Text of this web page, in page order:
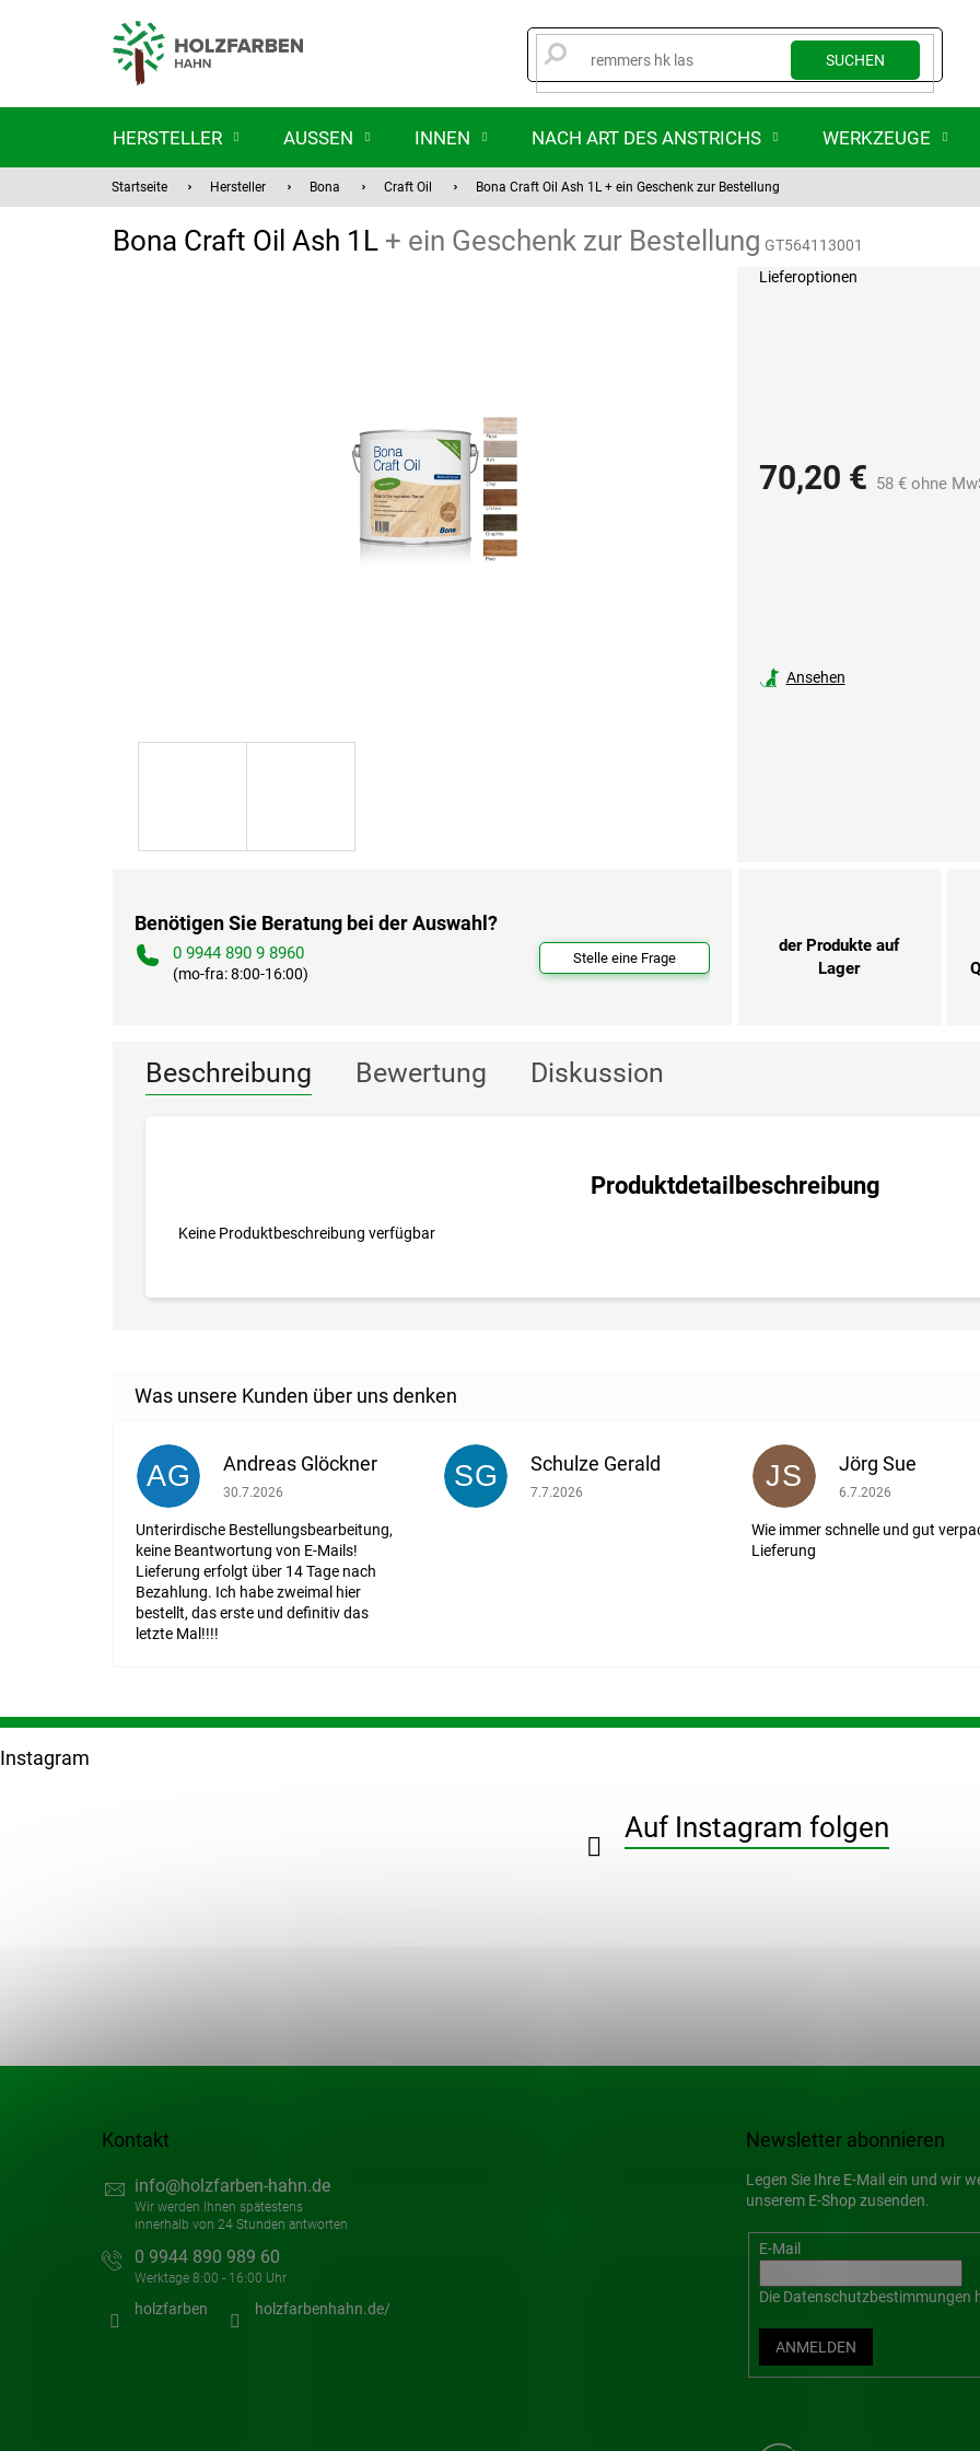
SUCHEN
HERSTELLER AUSSEN INNEN NACH ART DES ANSTRICHS WERKZEUGE
Startseite Hersteller Bona Craft Oil Bona Craft Oil Ash 1L+ ein Geschenk zur Bestellung
Bona Craft Oil Ash 1L + ein Geschenk zur Bestellung GT564113001
70,20 € 58 € ohne
Lieferoptionen
Ansehen
Benötigen Sie Beratung bei der Auswahl?
0 9944 890 9 8960
(mo-fra: 8:00-16:00)
Stelle eine Frage
der Produkte auf
Lager
Beschreibung Bewertung Diskussion
Produktdetailbeschreibung
Keine Produktbeschreibung verfügbar
AG Andreas Glöckner
Die Shop-Bewertung beträgt 1 von 5 Sternen.
30.7.2026
Unterirdische Bestellungsbearbeitung,
keine Beantwortung von E-Mails!
Lieferung erfolgt über 14 Tage nach
Bezahlung. Ich habe zweimal hier
bestellt, das erste und definitiv das
letzte Mal!!!!
SG Schulze Gerald
Die Shop-Bewertung beträgt 5 von 5 Sternen.
7.7.2026 JS Jörg Sue
Die Shop-Bewertung
6.7.2026
Wie immer schnelle und gut
Lieferung
F
u
Instagram
Auf Instagram folgen
Kontakt
info@holzfarben-hahn.de
0 9944 890 989 60
holzfarben holzfarbenhahn.de/
Newsletter abonnieren
Legen Sie Ihre E-Mail ein und wir
unserem E-Shop zusenden.
E-Mail
Die Datenschutzbestimmungen
ANMELDEN